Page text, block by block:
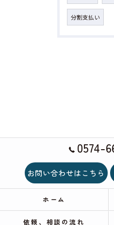
分割支払い
0574-
お問い合わせはこちら
ホーム
依頼、相談の流れ